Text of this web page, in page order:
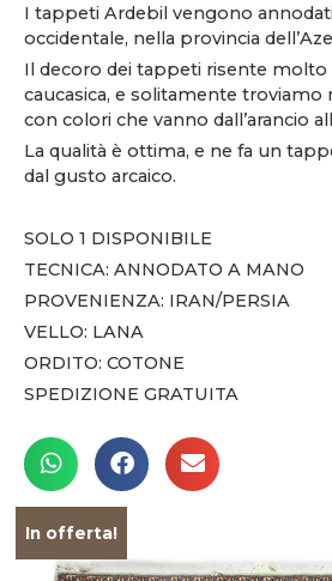
I tappeti Ardebil vengono
occidentale, nella provincia
Il decoro dei tappeti risente molto
caucasica, e solitamente troviamo
con colori che vanno dall’arancio
La qualità è ottima, e ne fa un
dal gusto arcaico.
SOLO 1 DISPONIBILE
TECNICA: ANNODATO A MANO
PROVENIENZA: IRAN/PERSIA
VELLO: LANA
ORDITO: COTONE
SPEDIZIONE GRATUITA
In offerta!